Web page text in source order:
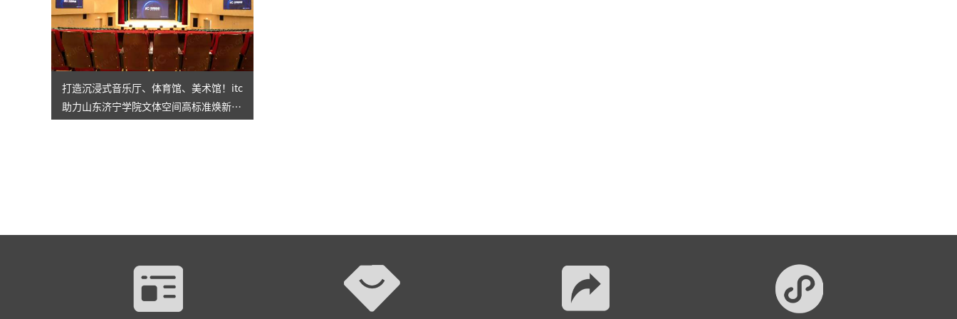
打造沉浸式音乐厅、体育馆、美术馆！itc
助力山东济宁学院文体空间高标准焕新升